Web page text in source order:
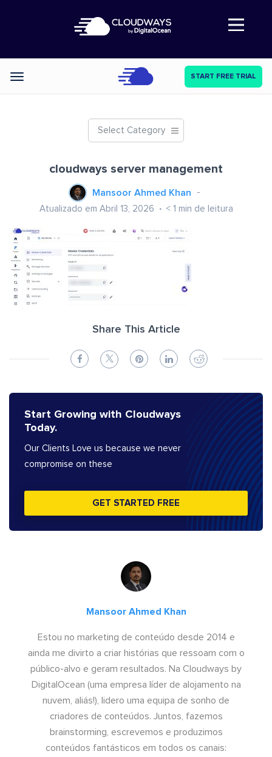
Abre a navegação
Categories START FREE TRIAL
Select Category
cloudways server management
Mansoor Ahmed Khan
Atualizado em Abril 13, 2026 < 1 min de leitura
Share This Article
Start Growing with Cloudways
Today.
Our Clients Love us because we never
compromise on these
GET STARTED FREE
Mansoor Ahmed Khan
Estou no marketing de conteúdo desde 2014 e
ainda me divirto a criar histórias que ressoam com o
público-alvo e geram resultados. Na Cloudways by
DigitalOcean (uma empresa líder de alojamento na
nuvem, aliás!), lidero uma equipa de sonho de
criadores de conteúdos. Juntos, fazemos
brainstorming, escrevemos e produzimos
conteúdos fantásticos em todos os canais: